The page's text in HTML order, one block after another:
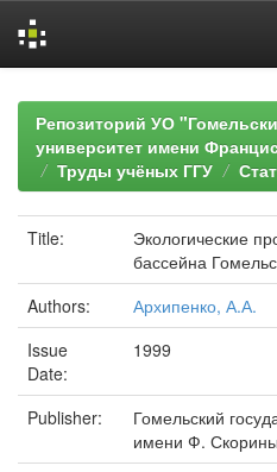
navigationРепозиторий УО
университет имени
Труды учёных ГГУ
Title:
Экологические
бассейна
Authors:
Архипенко, А.А.
Issue
Date:
1999
Publisher:
Гомельский
имени Ф. Скорины